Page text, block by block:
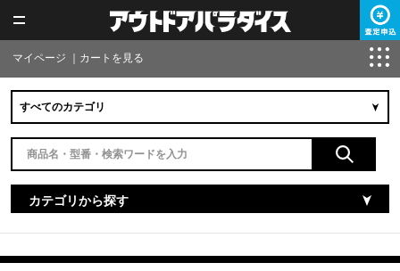
マイページ カートを見る
カテゴリから探す